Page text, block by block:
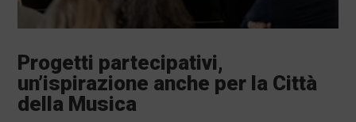
Progetti partecipativi,
un’ispirazione anche per la Città
della Musica